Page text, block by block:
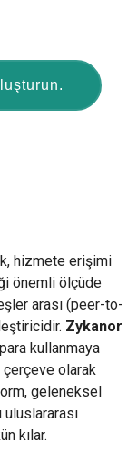
hizmete erişimi
önemli ölçüde
arası (peer-to-
Zykanor
kullanmaya
olarak
geleneksel
uluslararası
kılar.